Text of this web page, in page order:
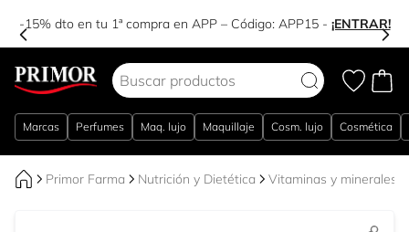
-15% dto en tu 1ª compra en APP – Código: APP15- ¡ENTRAR!
Marcas Perfumes Maq. lujo Maquillaje Cosm. lujo Cosmética
Primor Farma Nutrición y Dietética Vitaminas y minerales